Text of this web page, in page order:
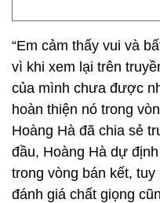
“Em cảm thấy vui và
vì khi xem lại trên
của mình chưa được
hoàn thiện nó trong
Hoàng Hà đã chia sẻ
đầu, Hoàng Hà dự
trong vòng bán kết,
đánh giá chất giọng